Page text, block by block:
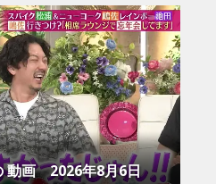
動画 2026年8月6日